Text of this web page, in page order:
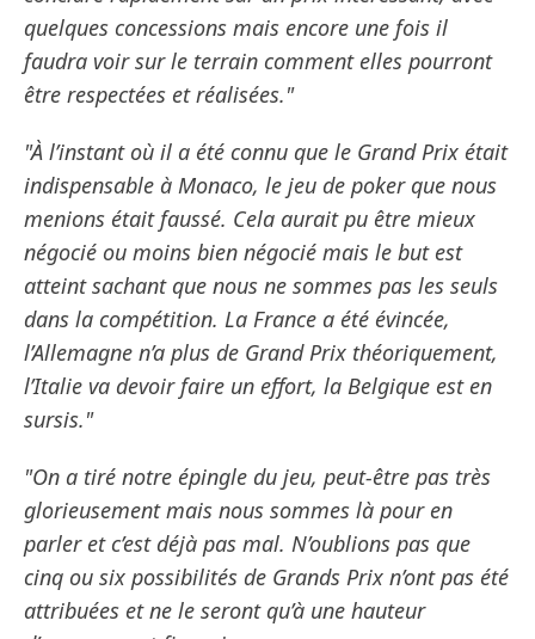
quelques concessions mais encore une fois il
faudra voir sur le terrain comment elles pourront
être respectées et réalisées."
"À l’instant où il a été connu que le Grand Prix était
indispensable à Monaco, le jeu de poker que nous
menions était faussé. Cela aurait pu être mieux
négocié ou moins bien négocié mais le but est
atteint sachant que nous ne sommes pas les seuls
dans la compétition. La France a été évincée,
l’Allemagne n’a plus de Grand Prix théoriquement,
l’Italie va devoir faire un effort, la Belgique est en
sursis."
"On a tiré notre épingle du jeu, peut-être pas très
glorieusement mais nous sommes là pour en
parler et c’est déjà pas mal. N’oublions pas que
cinq ou six possibilités de Grands Prix n’ont pas été
attribuées et ne le seront qu’à une hauteur